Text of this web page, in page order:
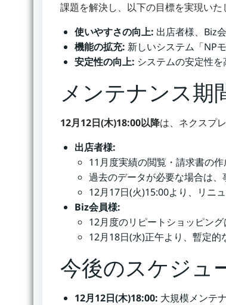
課題を解決し、以下の目標を実現いた
使いやすさの向上: 出店者様、Biz
機能の拡充: 新しいシステム「NP
安定性の向上: システムの安定性を
メンテナンス期
12月12日(木)18:00以降は、ネクスプ
出店者様:
11月度実績の閲覧・請求書の
過去のデータが必要な場合は、
12月17日(火)15:00より、リニ
Biz会員様:
12月度のリピートショッピン
12月18日(水)正午より、暫定的
今後のスケジュ
12月12日(木)18:00: 大規模メンテ